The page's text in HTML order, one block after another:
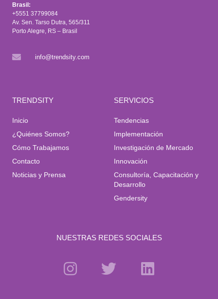
Brasil:
+5551 37799084
Av. Sen. Tarso Dutra, 565/311
Porto Alegre, RS – Brasil
info@trendsity.com
TRENDSITY
Inicio
¿Quiénes Somos?
Cómo Trabajamos
Contacto
Noticias y Prensa
SERVICIOS
Tendencias
Implementación
Investigación de Mercado
Innovación
Consultoría, Capacitación y
Desarrollo
Gendersity
NUESTRAS REDES SOCIALES